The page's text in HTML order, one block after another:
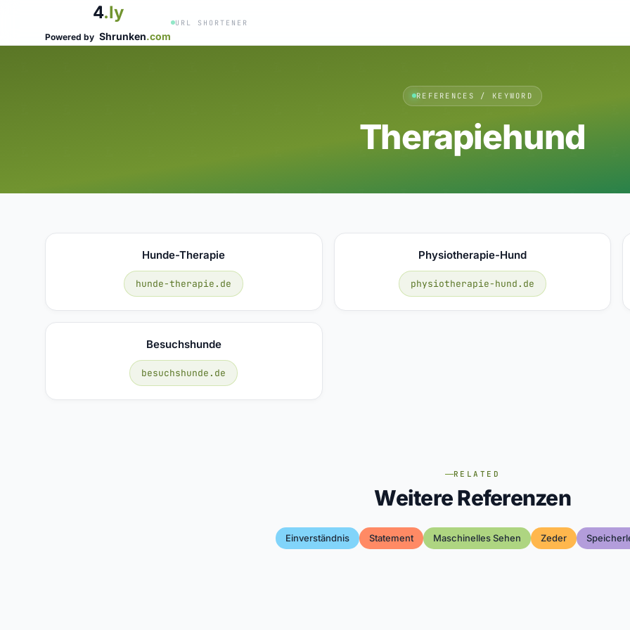
4.ly
Powered by Shrunken.com
URL SHORTENER
REFERENCES / KEYWORD
Therapiehund
Hunde-Therapie
hunde-therapie.de
Physiotherapie-Hund
physiotherapie-hund.de
Besuchshunde
besuchshunde.de
RELATED
Weitere Referenzen
Einverständnis Statement Maschinelles Sehen Zeder